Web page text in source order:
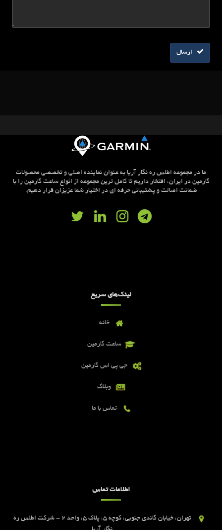
ارسال
ما در مجموعه اطلس ره نگار آریا به عنوان نماینده اصلی و تخصصی محصولات
گارمین در ایران، افتخار داریم تا کامل ترین مجموعه از انواع ساعت گارمین را با
ضمانت اصالت و پشتیبانی حرفه ای در اختیار شما عزیزان قرار دهیم.
لینک‌های سریع
خانه
ساعت گارمین
جی پی اس گارمین
وبلاگ
تماس با ما
اطلاعات تماس
تهران، خیابان گاندی جنوبی، کوچه 5، پلاک 5، واحد 2 - شرکت اطلس ره